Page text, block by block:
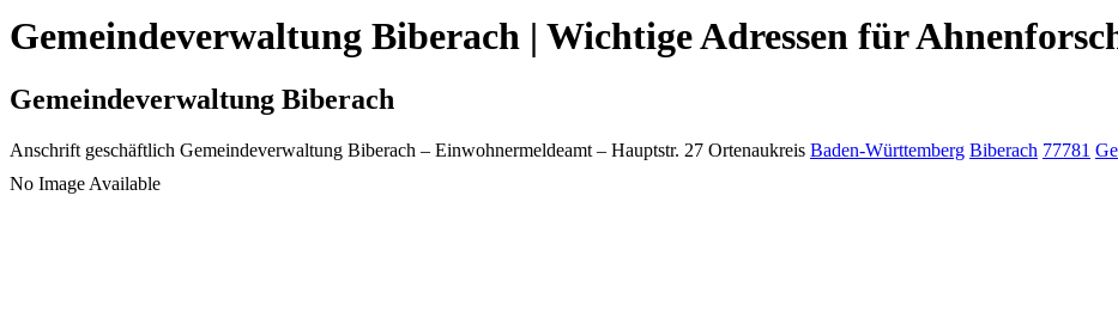
Gemeindeverwaltung Biberach | Wichtige Adressen für
Gemeindeverwaltung Biberach
Anschrift geschäftlich Gemeindeverwaltung Biberach – Einwohnermeldeamt – Hauptstr. 27 Ortenaukreis Baden-Württemberg Biberach 77781
No Image Available